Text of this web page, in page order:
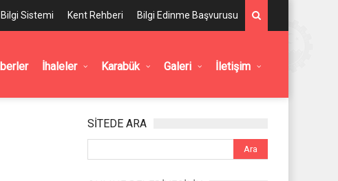
Bilgi Sistemi Kent Rehberi Bilgi Edinme Başvurusu
İhaleler Karabük Galeri İletişim
SİTEDE ARA